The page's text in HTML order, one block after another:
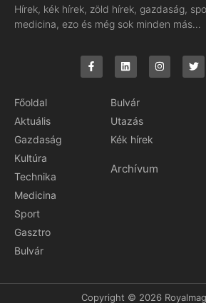
Hírek, kék hírek, zöld hírek, gazdaság,
medicina, ezo és még sok minden más…
Főoldal
Aktuális
Gazdaság
Kultúra
Technika
Medicina
Sport
Gasztro
Bulvár
Bulvár
Utazás
Kék hírek
Archívum
Copyright © 2026